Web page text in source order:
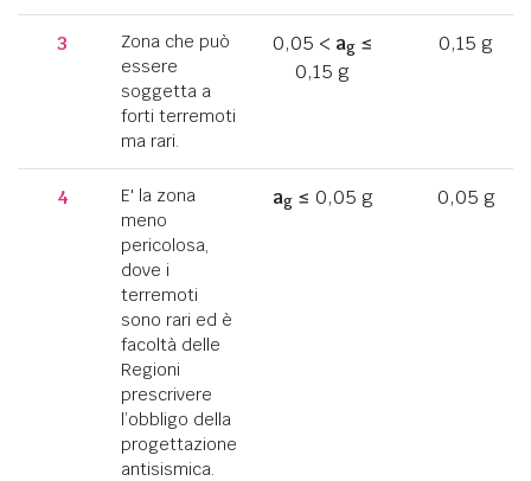
3
Zona che può
essere
soggetta a
forti terremoti
ma rari.
0,05 < ag≤
0,15 g
0,15 g
4
E' la zona
meno
pericolosa,
dove i
terremoti
sono rari ed è
facoltà delle
Regioni
prescrivere
l’obbligo della
progettazione
antisismica.
ag≤ 0,05 g 0,05 g